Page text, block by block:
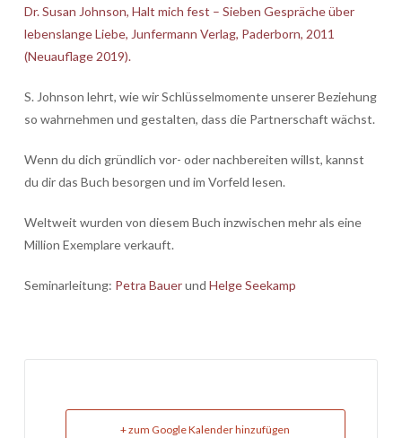
Dr. Susan Johnson, Halt mich fest – Sieben Gespräche über
lebenslange Liebe, Junfermann Verlag, Paderborn, 2011
(Neuauflage 2019).
S. Johnson lehrt, wie wir Schlüsselmomente unserer Beziehung
so wahrnehmen und gestalten, dass die Partnerschaft wächst.
Wenn du dich gründlich vor- oder nachbereiten willst, kannst
du dir das Buch besorgen und im Vorfeld lesen.
Weltweit wurden von diesem Buch inzwischen mehr als eine
Million Exemplare verkauft.
Seminarleitung: Petra Bauerund Helge Seekamp
+ zum Google Kalender hinzufügen